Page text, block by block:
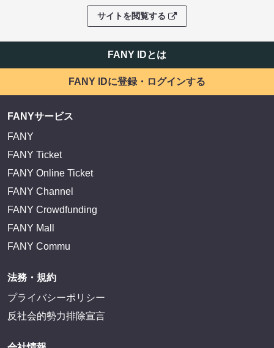
サイトを閲覧する
FANY IDとは
FANY IDに登録・ログインする
FANYサービス
FANY
FANY Ticket
FANY Online Ticket
FANY Channel
FANY Crowdfunding
FANY Mall
FANY Commu
法務・規約
プライバシーポリシー
反社会的勢力排除宣言